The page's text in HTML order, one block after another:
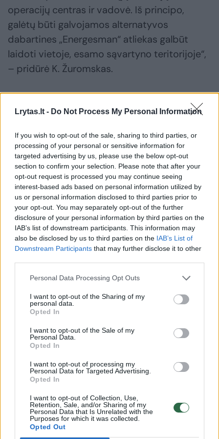
Lrytas.lt - Do Not Process My Personal Information
If you wish to opt-out of the sale, sharing to third parties, or
processing of your personal or sensitive information for
targeted advertising by us, please use the below opt-out
section to confirm your selection. Please note that after your
opt-out request is processed you may continue seeing
interest-based ads based on personal information utilized by
us or personal information disclosed to third parties prior to
your opt-out. You may separately opt-out of the further
disclosure of your personal information by third parties on the
IAB’s list of downstream participants. This information may
also be disclosed by us to third parties on the IAB’s List of
Downstream Participants that may further disclose it to other
Personal Data Processing Opt Outs
I want to opt-out of the Sharing of my
personal data.
Opted In
I want to opt-out of the Sale of my
Personal Data.
Opted In
I want to opt-out of processing my
Personal Data for Targeted Advertising.
Opted In
I want to opt-out of Collection, Use,
Retention, Sale, and/or Sharing of my
Personal Data that Is Unrelated with the
Purposes for which it was collected.
Opted Out
operacijų centras ir vadovė. Iš principo,
galėtų būti galvojamos alternatyvos
dabartines „Energesman“ atliekas galbūt
laidoti vietoje, esamo sąvartyno teritorijoje“,
– pridūrė K. Žuromskas.
Susiję straipsniai
Ką slepia „trikampis“ ant
pakuočių ir kodėl jis svarbus
Dėl
Ministro teigimu, šiuo metu Elektrėnų
savivaldybei pateikti kiti keli galimi taršos
mažinimo scenarijai, tačiau sprendimus turės
priimti savivaldybės ekstremaliųjų situacijų
operacijų centro vadovas kartu su Vilniaus
apskrities atliekų tvarkymo centru (VAATC).
„Elektrėnų savivaldybei buvo pateikti keli